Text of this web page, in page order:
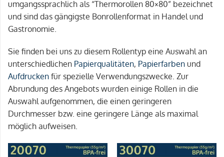
umgangssprachlich als “Thermorollen 80×80” bezeichnet
und sind das gängigste Bonrollenformat in Handel und
Gastronomie.
Sie finden bei uns zu diesem Rollentyp eine Auswahl an
unterschiedlichen Papierqualitäten, Papierfarben und
Aufdrucken für spezielle Verwendungszwecke. Zur
Abrundung des Angebots wurden einige Rollen in die
Auswahl aufgenommen, die einen geringeren
Durchmesser bzw. eine geringere Länge als maximal
möglich aufweisen.